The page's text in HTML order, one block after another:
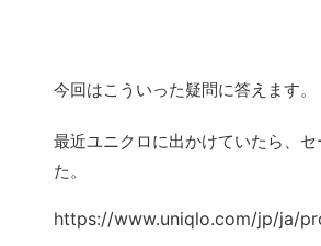
今回はこういった疑問に答えます。
最近ユニクロに出かけていたら、
た。
https://www.uniqlo.com/jp/ja/